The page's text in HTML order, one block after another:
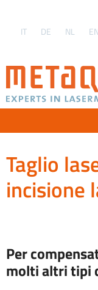
contenuto
IT DE NL EN
Taglio
incisione
Per
molti altri tipi